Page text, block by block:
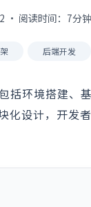
· 阅读时间：7分钟
后端开发
环境搭建、
设计，开发